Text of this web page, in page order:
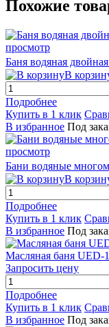
Похожие
просмотр
Баня водяная
В
Подробнее
Купить в 1 клик
В избранное Под
просмотр
Бани водяные
В
Подробнее
Купить в 1 клик
В избранное Под
Масляная баня UED-
Запросить цену
Подробнее
Купить в 1 клик
В избранное Под